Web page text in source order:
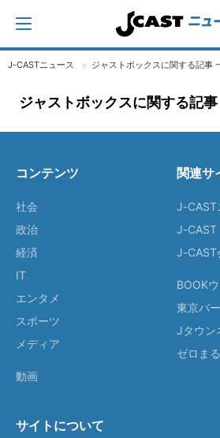
J-CASTニュース ジャストボックスに関する記事
ジャストボックスに関する記
コンテンツ
社会
政治
経済
IT
エンタメ
スポーツ
メディア
動画
関連サ
J-CAST
J-CAST
J-CAST
BOOK
東京バ
Jタウン
ゼロまる
サイトについて